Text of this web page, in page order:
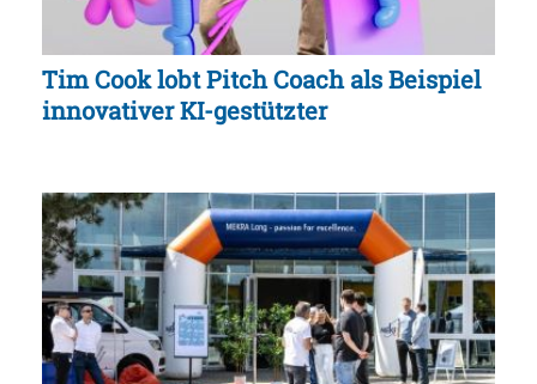
Tim Cook lobt Pitch Coach als Beispiel
innovativer KI-gestützter